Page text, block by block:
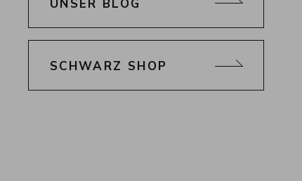
UNSER BLOG
SCHWARZ SHOP